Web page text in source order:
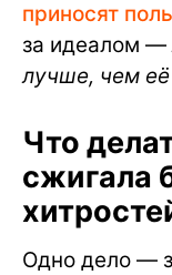
приносят
за идеалом —
лучше, чем её
Что
сжигала
Одно дело —